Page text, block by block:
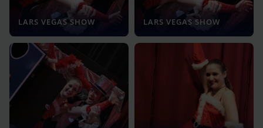
LARS VEGAS SHOW LARS VEGAS SHOW